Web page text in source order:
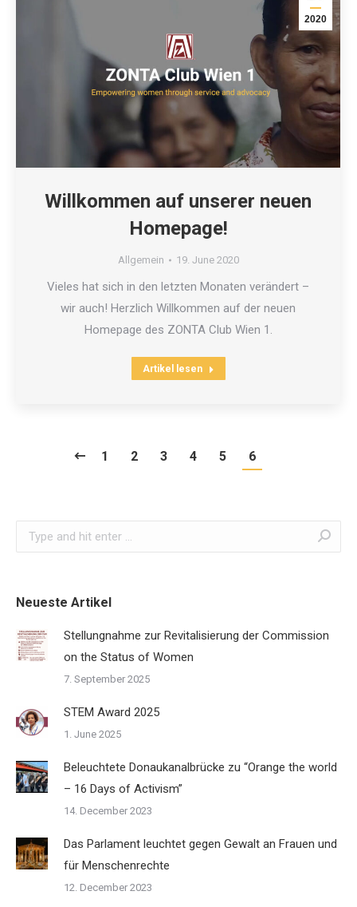
2020
Willkommen auf unserer neuen
Homepage!
Allgemein 19. June 2020
Vieles hat sich in den letzten Monaten verändert –
wir auch! Herzlich Willkommen auf der neuen
Homepage des ZONTA Club Wien 1.
Artikel lesen
1 2 3 4 5 6
Search:
Neueste Artikel
Stellungnahme zur Revitalisierung der Commission
on the Status of Women
7. September 2025
STEM Award 2025
1. June 2025
Beleuchtete Donaukanalbrücke zu “Orange the world
– 16 Days of Activism”
14. December 2023
Das Parlament leuchtet gegen Gewalt an Frauen und
für Menschenrechte
12. December 2023